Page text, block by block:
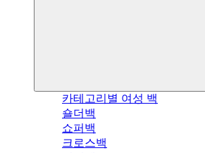
카테고리별 여성 백
숄더백
쇼퍼백
크로스백